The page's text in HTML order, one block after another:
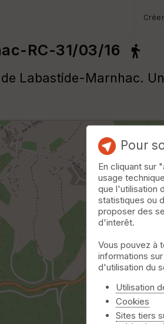
RC-31/03/16
Labastide-Marnhac.
Pour
En cliquant sur
usage
que l'utilisation
statistiques ou
proposer des
d'interêt.
Vous pouvez à
informations
d'utilisation du
Utilisation
Cookies
Sites tiers